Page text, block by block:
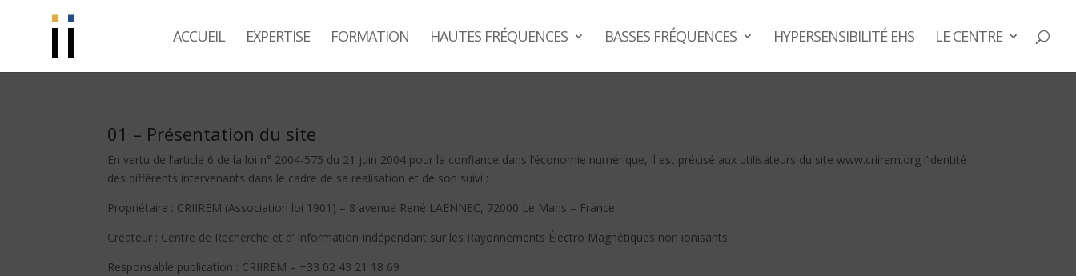
ACCUEIL EXPERTISE FORMATION HAUTES FRÉQUENCES BASSES FRÉQUENCES HYPERSENSIBILITÉ EHS LE CENTRE
01 – Présentation du site
En vertu de l’article 6 de la loi n° 2004-575 du 21 juin 2004 pour la confiance dans l’économie numérique, il est précisé aux utilisateurs du site www.criirem.org l’identité
des différents intervenants dans le cadre de sa réalisation et de son suivi :
Propriétaire : CRIIREM (Association loi 1901) – 8 avenue René LAENNEC, 72000 Le Mans – France
Créateur : Centre de Recherche et d’ Information Indépendant sur les Rayonnements Électro Magnétiques non ionisants
Responsable publication : CRIIREM – +33 02 43 21 18 69